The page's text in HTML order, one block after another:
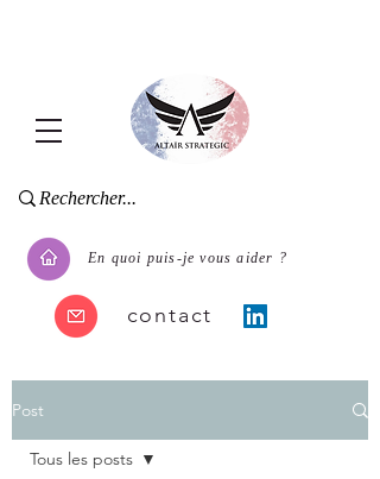
En quoi puis-je vous aider ?
contact
Post
Tous les posts